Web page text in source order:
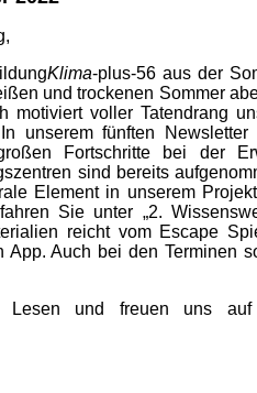
Klima-plus-56 aus der
und trockenen Sommer
motiviert voller Tatendrang
unserem fünften
Fortschritte bei der
sind bereits
Element in unserem
Sie unter „2.
reicht vom Escape
Auch bei den Terminen
und freuen uns auf